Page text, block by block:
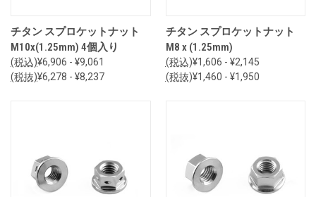
チタン スプロケットナット
M10x(1.25mm) 4個入り
¥6,906 - ¥9,061
(税込)
¥6,278 - ¥8,237
(税抜)
チタン スプロケットナット
M8 x (1.25mm)
¥1,606 - ¥2,145
(税込)
¥1,460 - ¥1,950
(税抜)